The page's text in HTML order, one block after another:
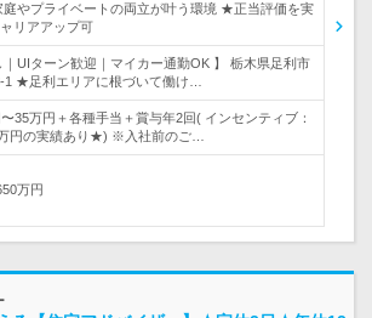
やプライベートの両立が叶う環境 ★正当評価を実
リアアップ可
｜UIターン歓迎｜マイカー通勤OK 】 栃木県足利市
1 ★足利エリアに根づいて働け…
35万円＋各種手当＋賞与年2回( インセンティブ：
円の実績あり★) ※入社前のご…
万円